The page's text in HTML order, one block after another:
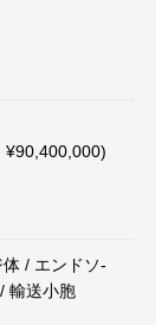
¥90,400,000)
/ エンドソ-
輸送小胞